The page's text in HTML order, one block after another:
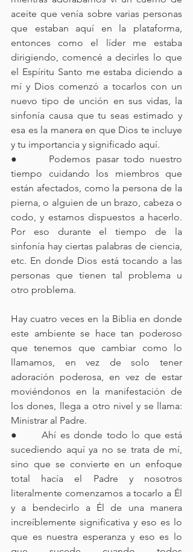
aceite que venía sobre varias personas
que estaban aquí en la plataforma,
entonces como el líder me estaba
dirigiendo, comencé a decirles lo que
el Espíritu Santo me estaba diciendo a
mí y Dios comenzó a tocarlos con un
nuevo tipo de unción en sus vidas, la
sinfonía causa que tu seas estimado y
esa es la manera en que Dios te incluye
y tu importancia y significado aquí.
●      Podemos pasar todo nuestro
tiempo cuidando los miembros que
están afectados, como la persona de la
pierna, o alguien de un brazo, cabeza o
codo, y estamos dispuestos a hacerlo.
Por eso durante el tiempo de la
sinfonía hay ciertas palabras de ciencia,
etc. En donde Dios está tocando a las
personas que tienen tal problema u
otro problema.
Hay cuatro veces en la Biblia en donde
este ambiente se hace tan poderoso
que tenemos que cambiar como lo
llamamos, en vez de solo tener
adoración poderosa, en vez de estar
moviéndonos en la manifestación de
los dones, llega a otro nivel y se llama:
Ministrar al Padre.
●      Ahí es donde todo lo que está
sucediendo aquí ya no se trata de mí,
sino que se convierte en un enfoque
total hacía el Padre y nosotros
literalmente comenzamos a tocarlo a Él
y a bendecirlo a Él de una manera
increíblemente significativa y eso es lo
que es nuestra esperanza y eso es lo